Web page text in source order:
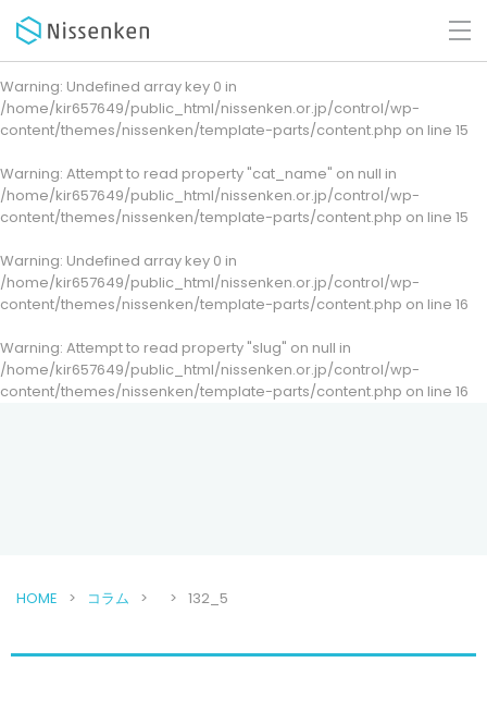
Warning: Undefined array key 0 in
/home/kir657649/public_html/nissenken.or.jp/control/wp-
content/themes/nissenken/template-parts/content.php on line 15
Warning: Attempt to read property "cat_name" on null in
/home/kir657649/public_html/nissenken.or.jp/control/wp-
content/themes/nissenken/template-parts/content.php on line 15
Warning: Undefined array key 0 in
/home/kir657649/public_html/nissenken.or.jp/control/wp-
content/themes/nissenken/template-parts/content.php on line 16
Warning: Attempt to read property "slug" on null in
/home/kir657649/public_html/nissenken.or.jp/control/wp-
content/themes/nissenken/template-parts/content.php on line 16
HOME コラム 132_5